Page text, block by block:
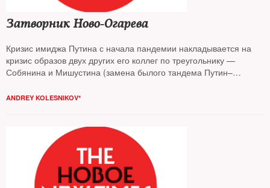
Затворник Ново-Огарева
Кризис имиджа Путина с начала пандемии накладывается на
кризис образов двух других его коллег по треугольнику —
Собянина и Мишустина (замена былого тандема Путин–
политический кризис власти
ANDREY KOLESNIKOV*